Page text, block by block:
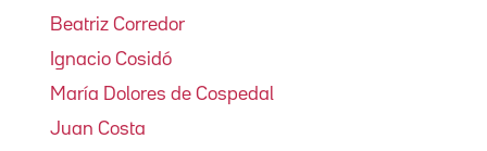
Beatriz Corredor
Ignacio Cosidó
María Dolores de Cospedal
Juan Costa